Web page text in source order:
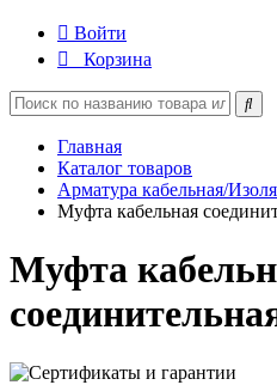
Войти
Корзина
Главная
Каталог товаров
Арматура кабельная/
Муфта кабельная
Муфта